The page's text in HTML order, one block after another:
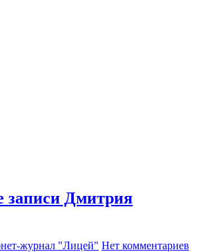
записи Дмитрия
журнал "Лицей" Нет комментариев